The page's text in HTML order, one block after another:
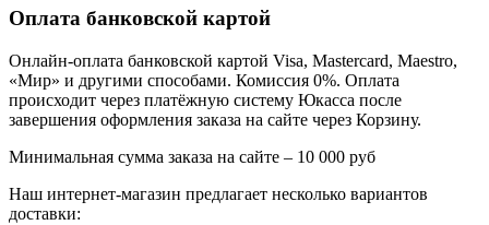
Оплата банковской картой
Онлайн-оплата банковской картой Visa, Mastercard, Maestro,
«Мир» и другими способами. Комиссия 0%. Оплата
происходит через платёжную систему Юкасса после
завершения оформления заказа на сайте через Корзину.
Минимальная сумма заказа на сайте – 10 000 руб
Наш интернет-магазин предлагает несколько вариантов
доставки: